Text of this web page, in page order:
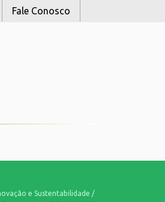
Fale Conosco
e Sustentabilidade /